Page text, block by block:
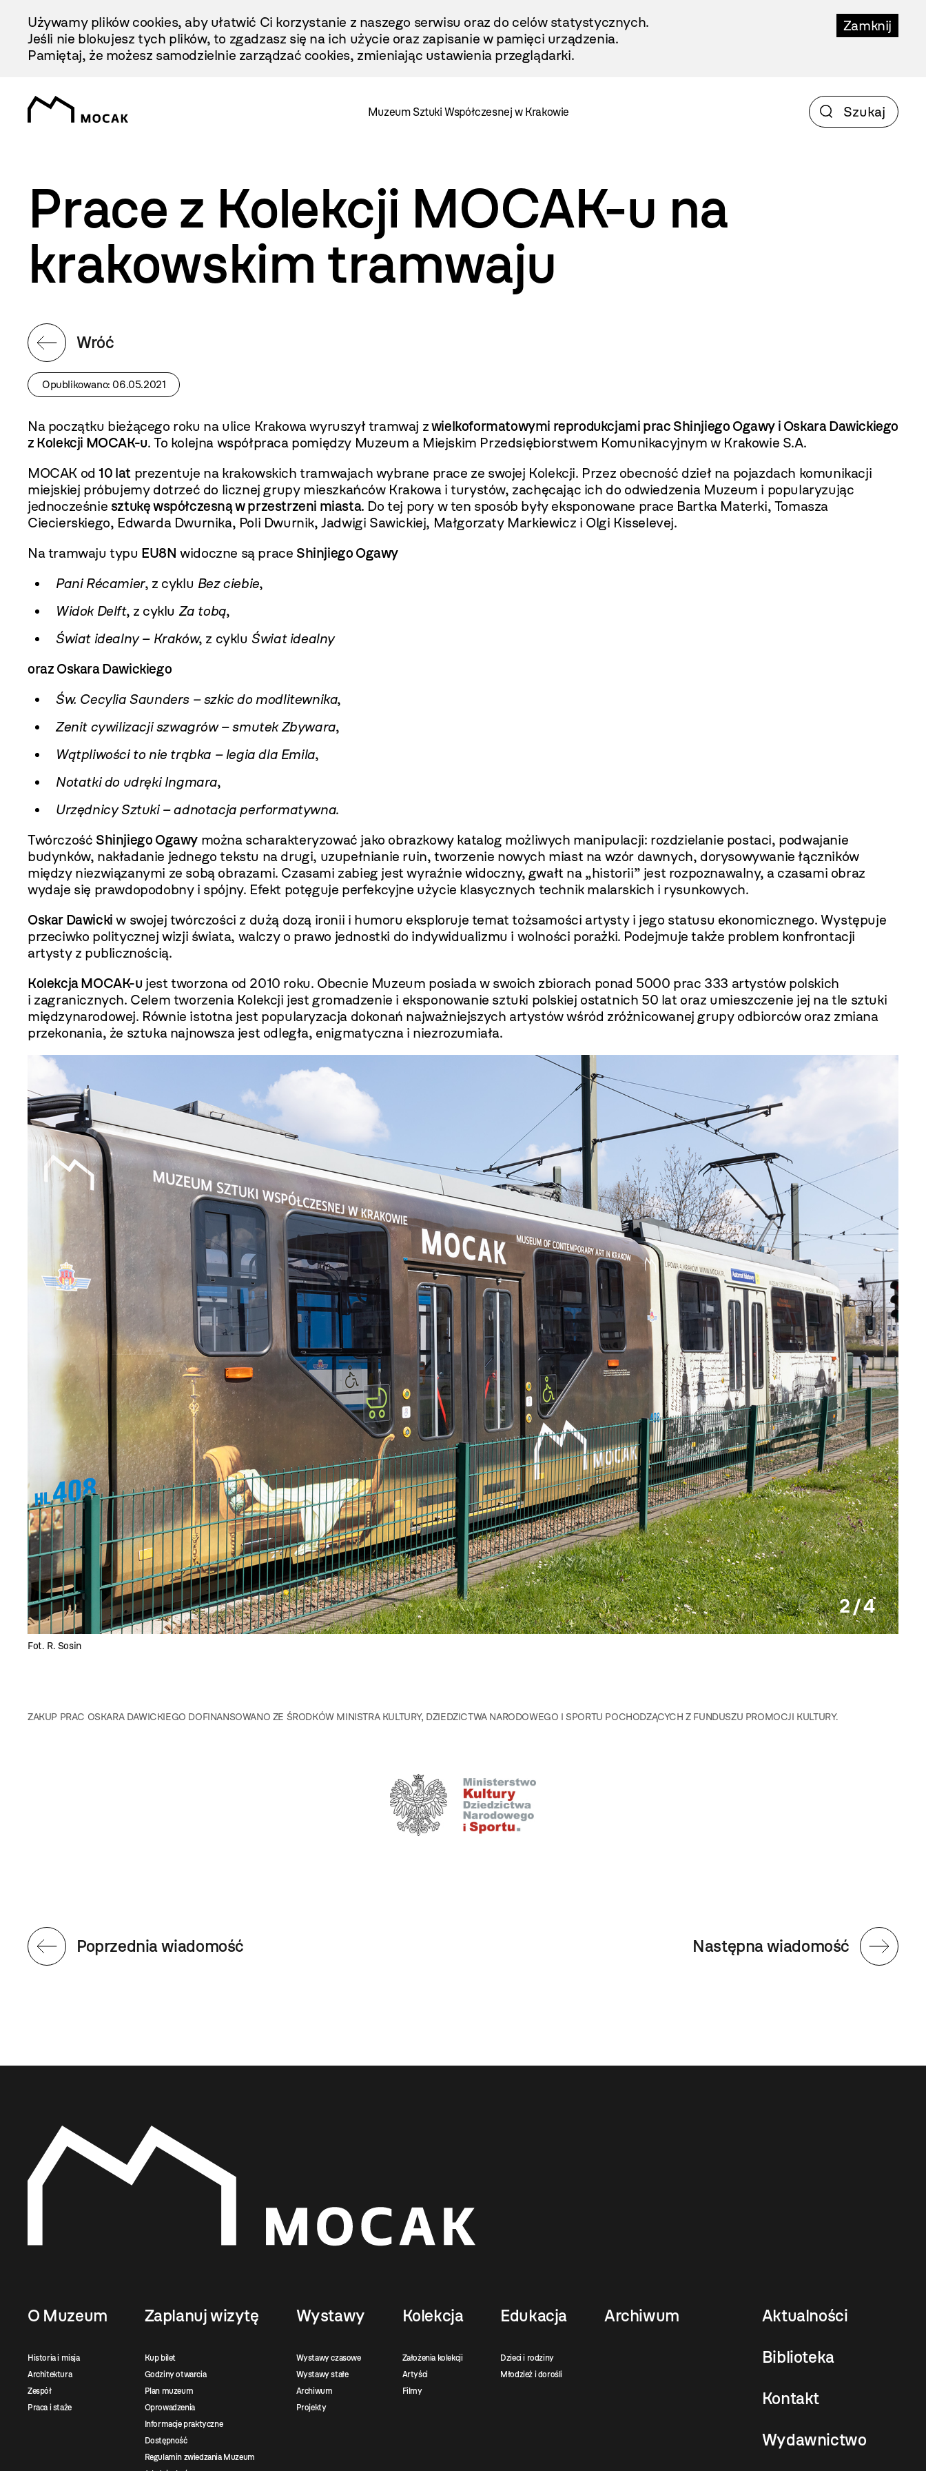
Treści
Zamknij
Używamy plików cookies, aby ułatwić Ci korzystanie z naszego serwisu oraz do celów statystycznych.
Jeśli nie blokujesz tych plików, to zgadzasz się na ich użycie oraz zapisanie w pamięci urządzenia.
Pamiętaj, że możesz samodzielnie zarządzać cookies, zmieniając ustawienia przeglądarki.
Muzeum Sztuki Współczesnej w Krakowie
Prace z Kolekcji MOCAK-u na
krakowskim tramwaju
Wróć
Opublikowano: 06.05.2021
Na początku bieżącego roku na ulice Krakowa wyruszył tramwaj zwielkoformatowymi reprodukcjami prac Shinjiego Ogawy i Oskara Dawickiego
z Kolekcji MOCAK-u. To kolejna współpraca pomiędzy Muzeum a Miejskim Przedsiębiorstwem Komunikacyjnym w Krakowie S.A.
MOCAK od10 lat prezentuje na krakowskich tramwajach wybrane prace ze swojej Kolekcji. Przez obecność dzieł na pojazdach komunikacji
miejskiej próbujemy dotrzeć do licznej grupy mieszkańców Krakowa i turystów, zachęcając ich do odwiedzenia Muzeum i popularyzując
jednocześnie sztukę współczesną w przestrzeni miasta. Do tej pory w ten sposób były eksponowane prace Bartka Materki, Tomasza
Ciecierskiego, Edwarda Dwurnika, Poli Dwurnik, Jadwigi Sawickiej, Małgorzaty Markiewicz i Olgi Kisselevej.
Na tramwaju typu EU8N widoczne są prace Shinjiego Ogawy
Pani Récamier, z cyklu Bez ciebie,
Widok Delft, z cyklu Za tobą,
Świat idealny – Kraków, z cyklu Świat idealny
oraz Oskara Dawickiego
Św. Cecylia Saunders – szkic do modlitewnika,
Zenit cywilizacji szwagrów – smutek Zbywara,
Wątpliwości to nie trąbka – legia dla Emila,
Notatki do udręki Ingmara,
Urzędnicy Sztuki – adnotacja performatywna.
Twórczość Shinjiego Ogawy można scharakteryzować jako obrazkowy katalog możliwych manipulacji: rozdzielanie postaci, podwajanie
budynków, nakładanie jednego tekstu na drugi, uzupełnianie ruin, tworzenie nowych miast na wzór dawnych, dorysowywanie łączników
między niezwiązanymi ze sobą obrazami. Czasami zabieg jest wyraźnie widoczny, gwałt na „historii” jest rozpoznawalny, a czasami obraz
wydaje się prawdopodobny i spójny. Efekt potęguje perfekcyjne użycie klasycznych technik malarskich i rysunkowych.
Oskar Dawicki w swojej twórczości z dużą dozą ironii i humoru eksploruje temat tożsamości artysty i jego statusu ekonomicznego. Występuje
przeciwko politycznej wizji świata, walczy o prawo jednostki do indywidualizmu i wolności porażki. Podejmuje także problem konfrontacji
artysty z publicznością.
Kolekcja MOCAK-u jest tworzona od 2010 roku. Obecnie Muzeum posiada w swoich zbiorach ponad 5000 prac 333 artystów polskich
i zagranicznych. Celem tworzenia Kolekcji jest gromadzenie i eksponowanie sztuki polskiej ostatnich 50 lat oraz umieszczenie jej na tle sztuki
międzynarodowej. Równie istotna jest popularyzacja dokonań najważniejszych artystów wśród zróżnicowanej grupy odbiorców oraz zmiana
przekonania, że sztuka najnowsza jest odległa, enigmatyczna i niezrozumiała.
Fot. R. Sosin
2 / 4
ZAKUP PRAC OSKARA DAWICKIEGO DOFINANSOWANO ZE ŚRODKÓW MINISTRA KULTURY, DZIEDZICTWA NARODOWEGO I SPORTU POCHODZĄCYCH Z FUNDUSZU PROMOCJI KULTURY.
Następna wiadomość
Poprzednia wiadomość
O Muzeum
Historia i misja
Architektura
Zespół
Praca i staże
Zaplanuj wizytę
Kup bilet
Godziny otwarcia
Plan muzeum
Oprowadzenia
Informacje praktyczne
Dostępność
Regulamin zwiedzania Muzeum
Wystawy
Wystawy czasowe
Wystawy stałe
Archiwum
Projekty
Kolekcja
Założenia kolekcji
Artyści
Filmy
Edukacja
Dzieci i rodziny
Młodzież i dorośli
Archiwum Aktualności
Biblioteka
Kontakt
Wydawnictwo